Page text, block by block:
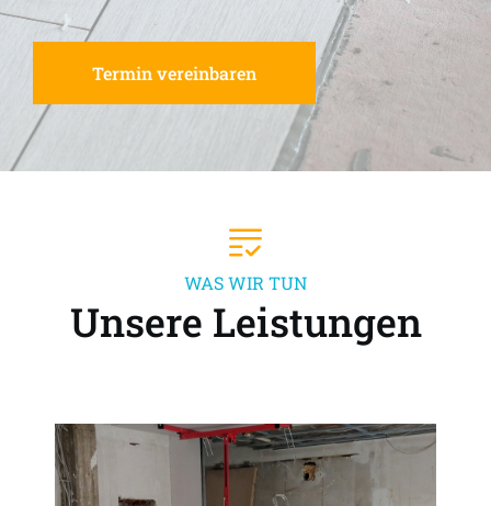
Termin vereinbaren
WAS WIR TUN
Unsere Leistungen